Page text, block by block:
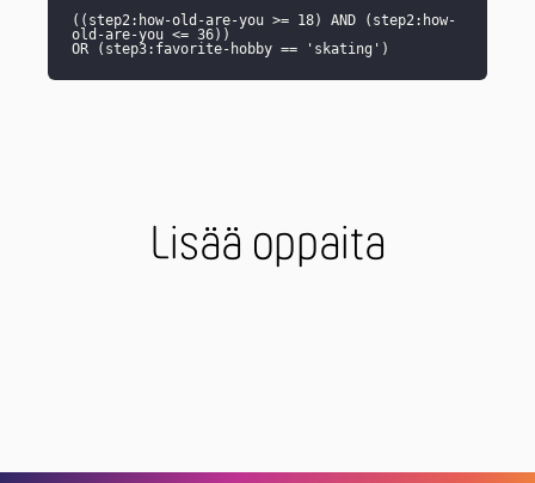
((step2:how-old-are-you >= 18) AND (step2:how-
old-are-you <= 36))
OR (step3:favorite-hobby == 'skating')
Lisää oppaita